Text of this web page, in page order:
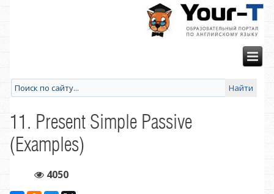
11. Present Simple Passive
(Examples)
4050